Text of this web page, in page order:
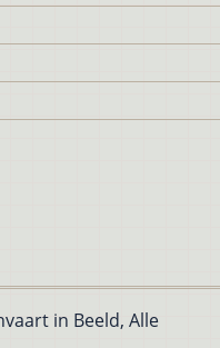
in Beeld, Alle